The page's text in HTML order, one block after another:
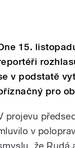
15.
v podstatě
pro
projevu
v
že Rudá